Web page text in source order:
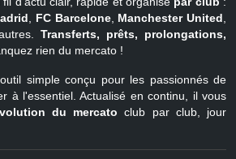
, FC Barcelone, Manchester United,
Transferts, prêts, prolongations,
rien du mercato !
simple conçu pour les passionnés de
à l'essentiel. Actualisé en continu, il vous
du mercato club par club, jour